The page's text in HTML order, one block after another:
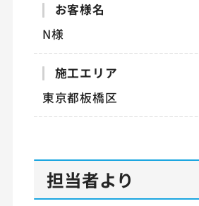
お客様名
N様
施工エリア
東京都板橋区
担当者より